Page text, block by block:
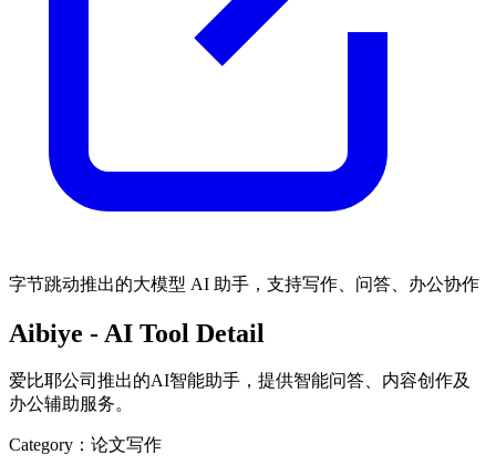
字节跳动推出的大模型 AI 助手，支持写作、问答、办公协作
Aibiye - AI Tool Detail
爱比耶公司推出的AI智能助手，提供智能问答、内容创作及
办公辅助服务。
Category： 论文写作